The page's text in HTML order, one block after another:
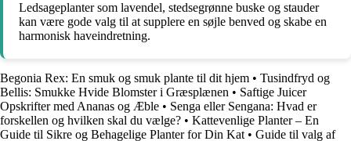
Ledsageplanter som lavendel, stedsegrønne buske og stauder
kan være gode valg til at supplere en søjle benved og skabe en
harmonisk haveindretning.
Begonia Rex: En smuk og smuk plante til dit hjem • Tusindfryd og
Bellis: Smukke Hvide Blomster i Græsplænen • Saftige Juicer
Opskrifter med Ananas og Æble • Senga eller Sengana: Hvad er
forskellen og hvilken skal du vælge? • Kattevenlige Planter – En
Guide til Sikre og Behagelige Planter for Din Kat • Guide til valg af